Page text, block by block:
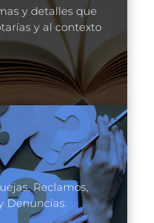
y detalles que
y al contexto
Reclamos,
Denuncias.